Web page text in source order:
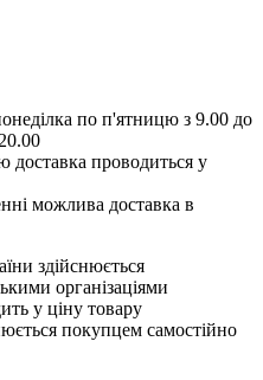
по п'ятницю з 9.00 до
доставка проводиться у
можлива доставка в
здійснюється
організаціями
у ціну товару
покупцем самостійно